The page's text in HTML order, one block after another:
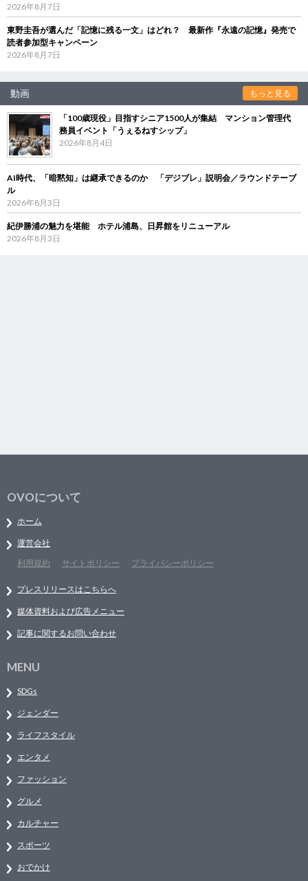
2026年8月7日
東野圭吾が選んだ「記憶に残る一文」はどれ？ 最新作『永遠の記憶』発売で
読者参加型キャンペーン
2026年8月7日
動画 もっと見る
「100歳現役」目指すシニア1500人が集結 マンション管理代
務員イベント「うぇるねすシップ」
2026年8月4日
AI時代、「暗黙知」は継承できるのか 「デジブレ」説明会／ラウンドテーブ
ル
2026年8月3日
紀伊勝浦の魅力を堪能 ホテル浦島、日昇館をリニューアル
2026年8月3日
OVOについて
ホーム
運営会社
利用規約
サイトポリシー プライバシーポリシー
プレスリリースはこちらへ
媒体資料および広告メニュー
記事に関するお問い合わせ
MENU
SDGs
ジェンダー
ライフスタイル
エンタメ
ファッション
グルメ
カルチャー
スポーツ
おでかけ